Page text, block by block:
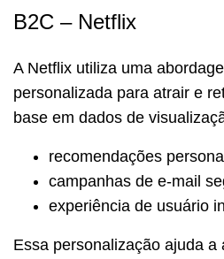
B2C – Netflix
A Netflix utiliza uma
personalizada para atrair e
base em dados de
recomendações
campanhas de e-mail
experiência de usuário
Essa personalização ajuda a